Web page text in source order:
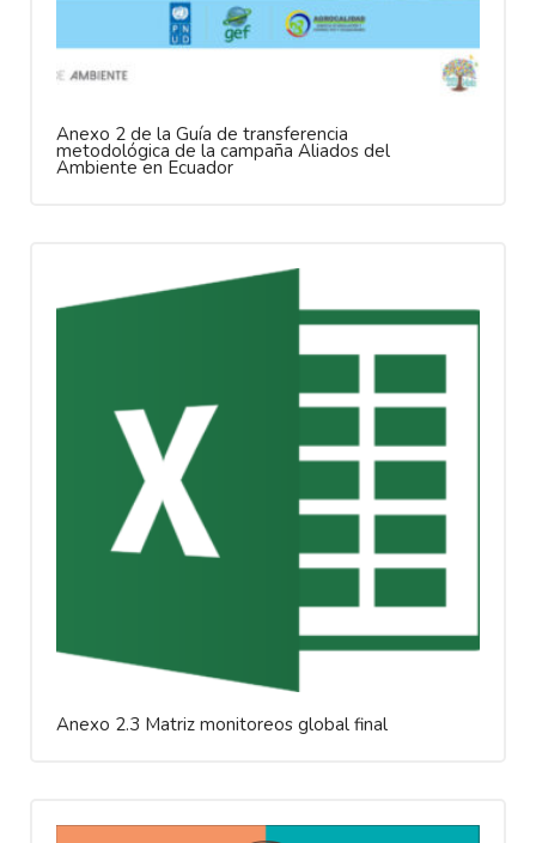
Anexo 2 de la Guía de transferencia
metodológica de la campaña Aliados del
Ambiente en Ecuador
Anexo 2.3 Matriz monitoreos global final